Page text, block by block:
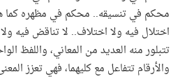
محكم في تنسيقه.. محكم في مظهره
اختلال فيه ولا اختلاف.. لا تناقض فيه
تتبلور منه العديد من المعاني، واللفظ
والأرقام تتفاعل مع كليهما، فهي تعزز